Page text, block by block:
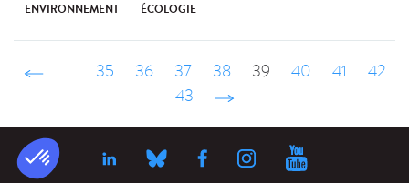
ENVIRONNEMENT ÉCOLOGIE
‹ précédent
… 35 36 37 38 39 40 41
42
43
suivant ›